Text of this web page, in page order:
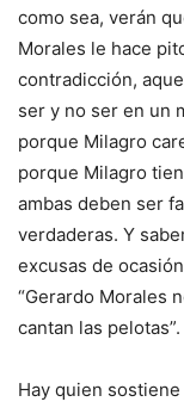
como sea, verán
Morales le hace
contradicción,
ser y no ser en un
porque Milagro
porque Milagro
ambas deben ser
verdaderas. Y
excusas de
“Gerardo Morales
cantan las
Hay quien